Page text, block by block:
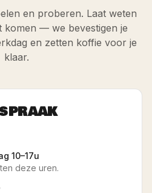
en proberen. Laat weten
komen — we bevestigen je
en zetten koffie voor je
klaar.
10–17u
deze uren.